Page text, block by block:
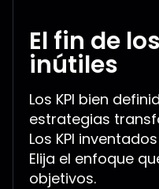
El fin de
inútiles
Los KPI bien
estrategias
Los KPI
Elija el enfoque
objetivos.